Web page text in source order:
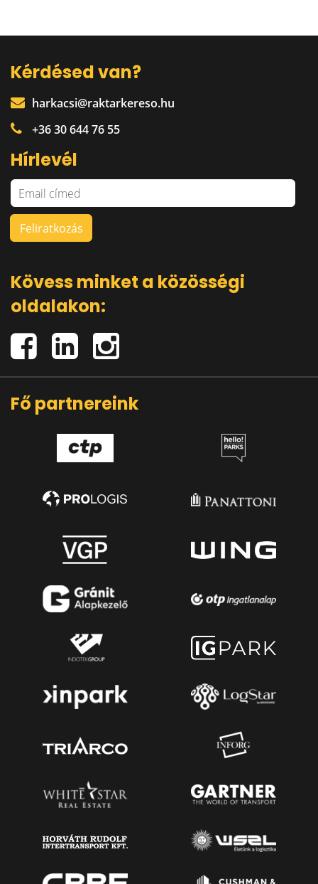
Kérdésed van?
harkacsi@raktarkereso.hu
+36 30 644 76 55
Hírlevél
Kövess minket a közösségi
oldalakon:
Fő partnereink